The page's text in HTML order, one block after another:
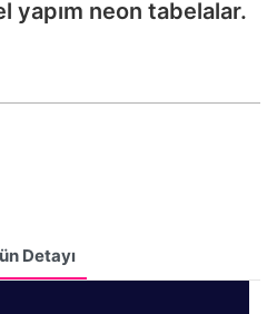
yapım neon tabelalar.
Detayı